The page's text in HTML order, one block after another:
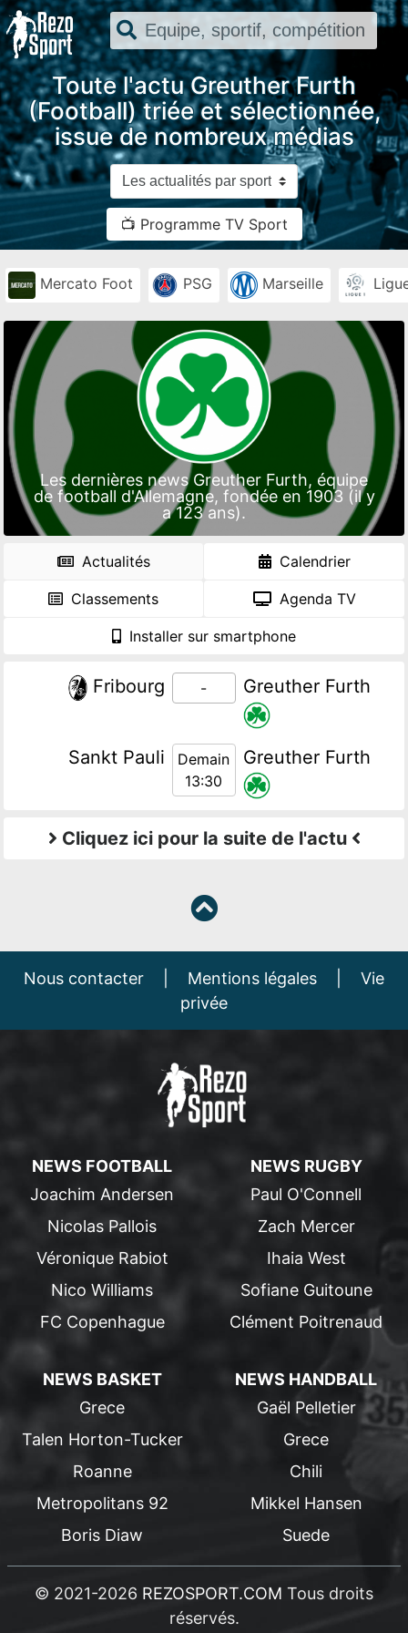
Toute l'actu Greuther Furth
(Football) triée et sélectionnée,
issue de nombreux médias
📺 Programme TV Sport
Mercato Foot PSG Marseille
Les dernières news Greuther Furth, équipe
de football d'Allemagne, fondée en 1903 (il y
a 123 ans).
Actualités Calendrier
Classements Agenda TV
Installer sur smartphone
Fribourg - Greuther Furth
Sankt Pauli
Demain
13:30
Greuther Furth
Cliquez ici pour la suite de l'actu
Nous contacter Mentions légales
Vie
privée
NEWS FOOTBALL
Joachim Andersen
Nicolas Pallois
Véronique Rabiot
Nico Williams
FC Copenhague
NEWS RUGBY
Paul O'Connell
Zach Mercer
Ihaia West
Sofiane Guitoune
Clément Poitrenaud
NEWS BASKET
Grece
Talen Horton-Tucker
Roanne
Metropolitans 92
Boris Diaw
NEWS HANDBALL
Gaël Pelletier
Grece
Chili
Mikkel Hansen
Suede
© 2021-2026 REZOSPORT.COM Tous droits
réservés.